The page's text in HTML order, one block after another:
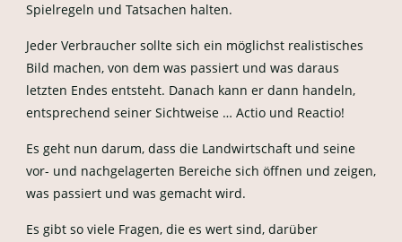
Spielregeln und Tatsachen halten.
Jeder Verbraucher sollte sich ein möglichst realistisches
Bild machen, von dem was passiert und was daraus
letzten Endes entsteht. Danach kann er dann handeln,
entsprechend seiner Sichtweise … Actio und Reactio!
Es geht nun darum, dass die Landwirtschaft und seine
vor- und nachgelagerten Bereiche sich öffnen und zeigen,
was passiert und was gemacht wird.
Es gibt so viele Fragen, die es wert sind, darüber